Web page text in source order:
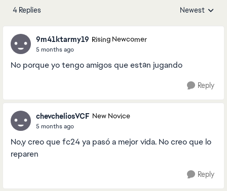
4 Replies Replies sorted
Newest
9m41ktarmy19 Rising Newcomer
5 months ago
No porque yo tengo amigos que están jugando
Reply
chevcheliosVCF New Novice
5 months ago
No,y creo que fc24 ya pasó a mejor vida. No creo que lo
reparen
Reply